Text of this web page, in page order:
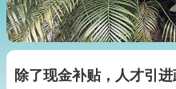
除了现金补贴，人才引